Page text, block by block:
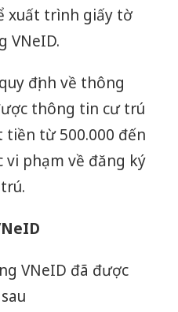
xuất trình giấy tờ
VNeID.
định về thông
thông tin cư trú
tiền từ 500.000 đến
vi phạm về đăng ký
VNeID đã được